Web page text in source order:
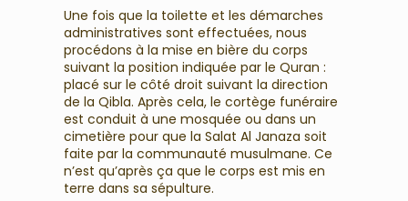
Une fois que la toilette et les démarches
administratives sont effectuées, nous
procédons à la mise en bière du corps
suivant la position indiquée par le Quran :
placé sur le côté droit suivant la direction
de la Qibla. Après cela, le cortège funéraire
est conduit à une mosquée ou dans un
cimetière pour que la Salat Al Janaza soit
faite par la communauté musulmane. Ce
n’est qu’après ça que le corps est mis en
terre dans sa sépulture.